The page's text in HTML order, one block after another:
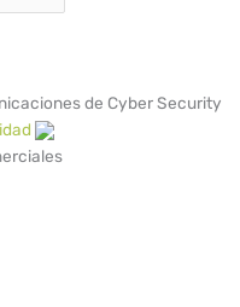
de Cyber Security